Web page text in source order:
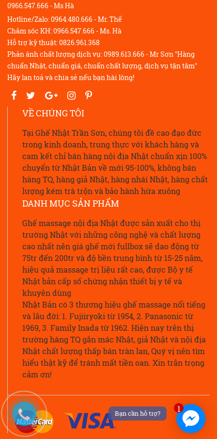
1
Bạn cần hỗ trợ?
0966.547.666 - Ms Hà
Hotline/Zalo: 0964.480.666 - Mr. Thế
Chăm sóc KH: 0966.547.666 - Ms. Hà
Hỗ trợ kỹ thuật: 0826.961.368
Phản ánh chất lượng dịch vụ: 0989.613.666 - Mr Sơn "Hàng
chuẩn Nhật, chuẩn giá, chuẩn chất lượng, dịch vụ tận tâm"
Hãy lan toả và chia sẻ nếu bạn hài lòng!
VỀ CHÚNG TÔI
Tại Ghế Nhật Trần Sơn, chúng tôi đề cao đạo đức
trong kinh doanh, trung thực với khách hàng và
cam kết chỉ bán hàng nội địa Nhật chuẩn xịn 100%
chuyển từ Nhật Bản về mới 95-100%, không bán
hàng TQ, hàng giả Nhật, hàng nhái Nhật, hàng chất
lượng kém trà trộn và bảo hành hứa xuông
DANH MỤC SẢN PHẨM
Ghế massage nội địa Nhật được sản xuất cho thị
trường Nhật với những công nghệ và chất lượng
cao nhất nên giá ghế mới fullbox sẽ dao động từ
75tr đến 200tr và độ bền trung bình từ 15-25 năm,
hiệu quả massage trị liệu rất cao, được Bộ y tế
Nhật bản cấp số chứng nhận thiết bị y tế và
khuyên dùng
Nhật Bản có 3 thương hiệu ghế massage nổi tiếng
và lâu đời: 1. Fujiiryoki từ 1954, 2. Panasonic từ
1969, 3. Family Inada từ 1962. Hiện nay trên thị
trường hàng TQ gắn mác Nhật, giả Nhật và nội địa
Nhật chất lượng thấp bán tràn lan, Quý vị nên tìm
hiểu thật kỹ để tránh mất tiền oan. Xin trân trọng
cảm ơn!